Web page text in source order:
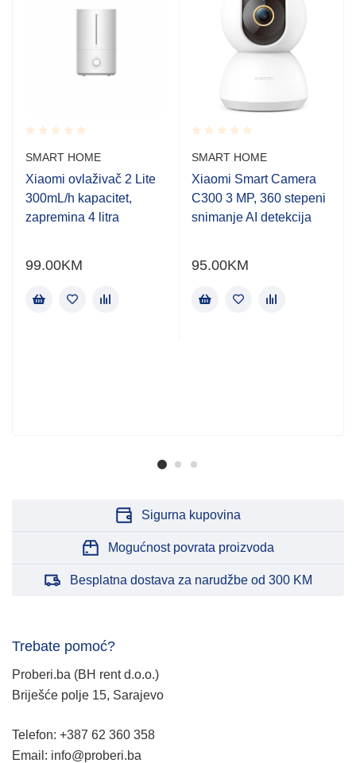
Rated
0.001
out
of
5
SMART HOME
Xiaomi ovlaživač 2 Lite
300mL/h kapacitet,
zapremina 4 litra
99.00KM
Rated
0.001
out
of
5
SMART HOME
Xiaomi Smart Camera
C300 3 MP, 360 stepeni
snimanje AI detekcija
95.00KM
Sigurna kupovina
Mogućnost povrata proizvoda
Besplatna dostava za narudžbe od 300 KM
Trebate pomoć?
Proberi.ba (BH rent d.o.o.)
Briješće polje 15, Sarajevo
Telefon: +387 62 360 358
Email: info@proberi.ba